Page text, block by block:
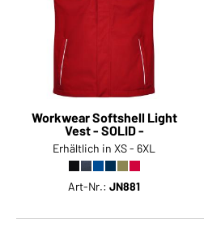
Workwear Softshell Light
Vest - SOLID -
Erhältlich in XS - 6XL
Art-Nr.:JN881